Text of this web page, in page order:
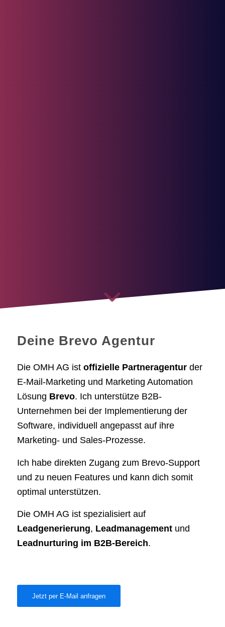
Deine Brevo Agentur
Die OMH AG ist offizielle Partneragenturder
E-Mail-Marketing und Marketing Automation
Lösung Brevo. Ich unterstütze B2B-
Unternehmen bei der Implementierung der
Software, individuell angepasst auf ihre
Marketing- und Sales-Prozesse.
Ich habe direkten Zugang zum Brevo-Support
und zu neuen Features und kann dich somit
optimal unterstützen.
Die OMH AG ist spezialisiert auf
Leadgenerierung, Leadmanagementund
Leadnurturing im B2B-Bereich.
Jetzt per E-Mail anfragen